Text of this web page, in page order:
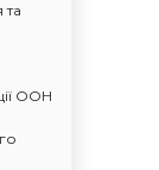
та
ООН